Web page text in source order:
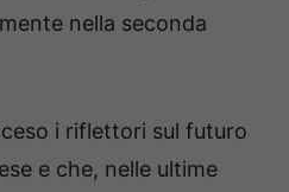
nella seconda
i riflettori sul futuro
e che, nelle ultime